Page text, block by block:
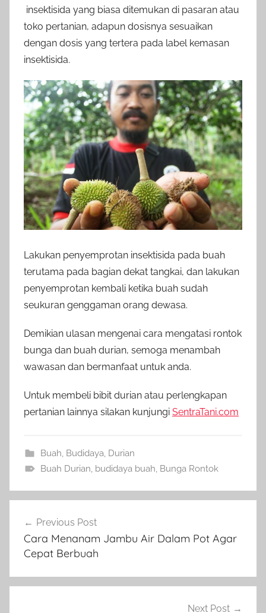
insektisida yang biasa ditemukan di pasaran atau
toko pertanian, adapun dosisnya sesuaikan
dengan dosis yang tertera pada label kemasan
insektisida.
Lakukan penyemprotan insektisida pada buah
terutama pada bagian dekat tangkai, dan lakukan
penyemprotan kembali ketika buah sudah
seukuran genggaman orang dewasa.
Demikian ulasan mengenai cara mengatasi rontok
bunga dan buah durian, semoga menambah
wawasan dan bermanfaat untuk anda.
Untuk membeli bibit durian atau perlengkapan
pertanian lainnya silakan kunjungi SentraTani.com
Buah, Budidaya, Durian
Buah Durian, budidaya buah, Bunga Rontok
pos
Previous Post
Cara Menanam Jambu Air Dalam Pot Agar
Cepat Berbuah
Next Post